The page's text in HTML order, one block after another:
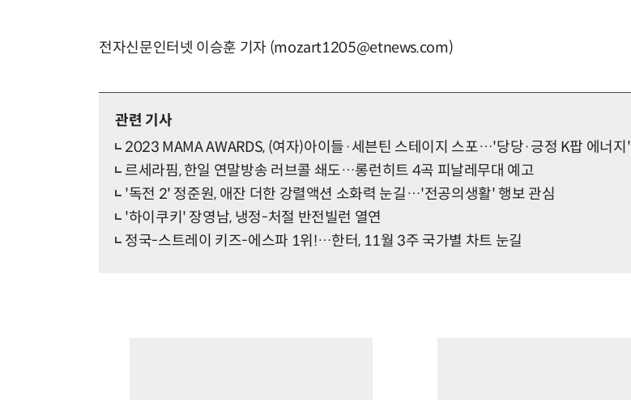
전자신문인터넷 이승훈 기자 (mozart1205@etnews.com)
관련 기사
2023 MAMA AWARDS, (여자)아이들·세븐틴 스테이지 스포…'당당·긍정 K팝 에너지'
르세라핌, 한일 연말방송 러브콜 쇄도…롱런히트 4곡 피날레무대 예고
'독전 2' 정준원, 애잔 더한 강렬액션 소화력 눈길…'전공의생활' 행보 관심
'하이쿠키' 장영남, 냉정-처절 반전빌런 열연
정국-스트레이 키즈-에스파 1위!…한터, 11월 3주 국가별 차트 눈길